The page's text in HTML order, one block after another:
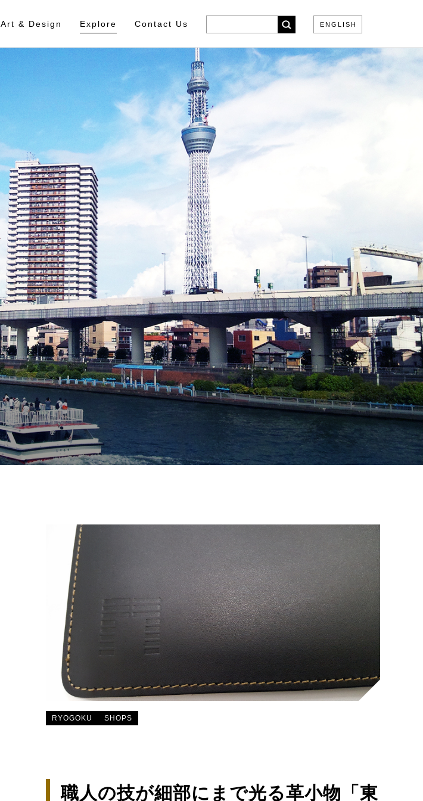
RYOGOKU SHOPS
職人の技が細部にまで光る革小物「東
Art & Design Explore Contact Us ENGLISH